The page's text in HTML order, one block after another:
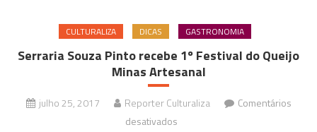
CULTURALIZA DICAS GASTRONOMIA
Serraria Souza Pinto recebe 1º Festival do Queijo
Minas Artesanal
julho 25, 2017 Reporter Culturaliza
Comentários
desativados